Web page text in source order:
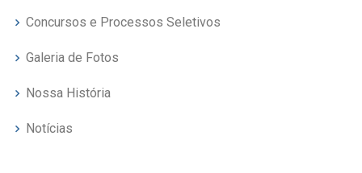
Concursos e Processos Seletivos
Galeria de Fotos
Nossa História
Notícias